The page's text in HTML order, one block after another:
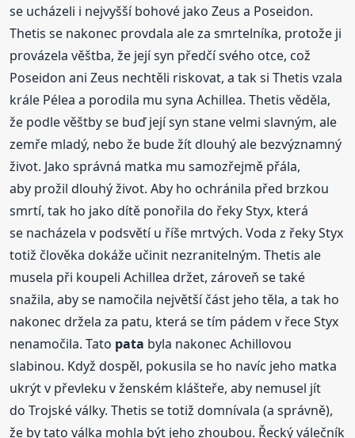
se ucházeli i nejvyšší bohové jako Zeus a Poseidon.
Thetis se nakonec provdala ale za smrtelníka, protože ji
provázela věštba, že její syn předčí svého otce, což
Poseidon ani Zeus nechtěli riskovat, a tak si Thetis vzala
krále Pélea a porodila mu syna Achillea. Thetis věděla,
že podle věštby se buď její syn stane velmi slavným, ale
zemře mladý, nebo že bude žít dlouhý ale bezvýznamný
život. Jako správná matka mu samozřejmě přála,
aby prožil dlouhý život. Aby ho ochránila před brzkou
smrtí, tak ho jako dítě ponořila do řeky Styx, která
se nacházela v podsvětí u říše mrtvých. Voda z řeky Styx
totiž člověka dokáže učinit nezranitelným. Thetis ale
musela při koupeli Achillea držet, zároveň se také
snažila, aby se namočila největší část jeho těla, a tak ho
nakonec držela za patu, která se tím pádem v řece Styx
nenamočila. Tato pata byla nakonec Achillovou
slabinou. Když dospěl, pokusila se ho navíc jeho matka
ukrýt v převleku v ženském klášteře, aby nemusel jít
do Trojské války. Thetis se totiž domnívala (a správně),
že by tato válka mohla být jeho zhoubou. Řecký válečník